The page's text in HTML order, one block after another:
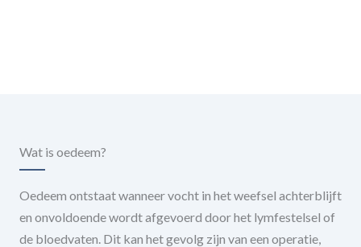
Wat is oedeem?
Oedeem ontstaat wanneer vocht in het weefsel achterblijft
en onvoldoende wordt afgevoerd door het lymfestelsel of
de bloedvaten. Dit kan het gevolg zijn van een operatie,